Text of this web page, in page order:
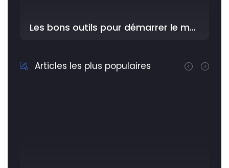
Les bons outils pour démarrer le meilleur avec YouDriver dans l'Atelier
Articles les plus populaires